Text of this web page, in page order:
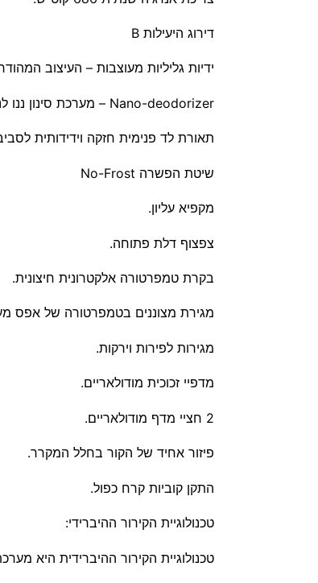
דירוג היעילות B
ידיות גליליות מעוצבות – העיצוב
Nano-deodorizer – מערכת סינון ננו לנטרול ריחות רעים בתא המקרר ובתא ההקפאה.
תאורת לד פנימית חזקה וידידותית
שיטת הפשרה No-Frost
מקפיא עליון.
צפצוף דלת פתוחה.
בקרת טמפרטורה אלקטרונית חיצונית.
מגירת מצוננים בטמפרטורה של אפס
מגירות לפירות וירקות.
מדפיי זכוכית מודולאריים.
2 חציי מדף מודולאריים.
פיזור אחיד של הקור בחלל המקרר.
התקן קוביות קרח כפול.
טכנולוגיית הקירור ההיברידי:
טכנולוגיית הקירור ההיברידית היא